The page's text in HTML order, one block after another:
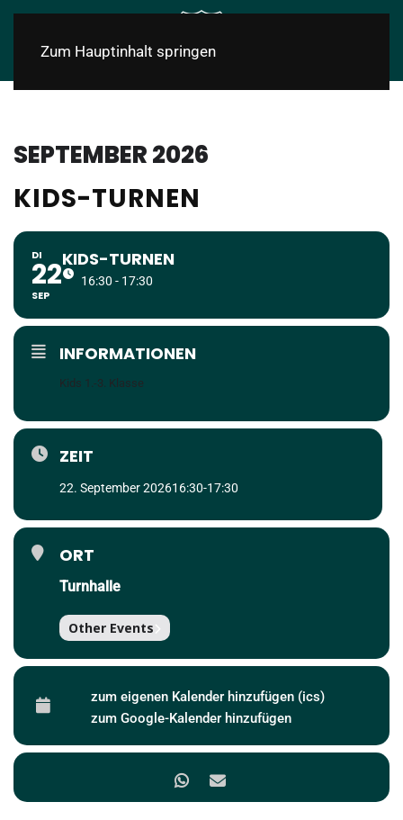
Zum Hauptinhalt springen
SEPTEMBER 2026
KIDS-TURNEN
DI
22
SEP
KIDS-TURNEN
16:30 - 17:30
INFORMATIONEN
Kids 1.-3. Klasse
ZEIT
22. September 202616:30-17:30
ORT
Turnhalle
Other Events
zum eigenen Kalender hinzufügen (ics)
zum Google-Kalender hinzufügen